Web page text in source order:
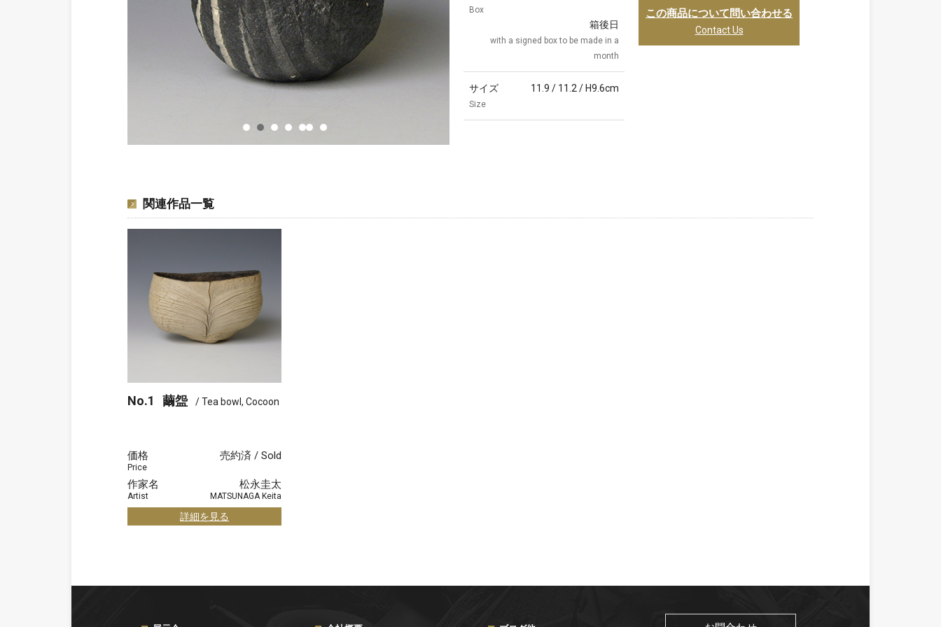
Box
箱後日
with a signed box to be made in a
month
サイズ
Size
11.9 / 11.2 / H9.6cm
この商品について問い合わせる
Contact Us
関連作品一覧
No.1 繭盌 / Tea bowl, Cocoon
価格
Price
売約済 / Sold
作家名
Artist
松永圭太
MATSUNAGA Keita
詳細を見る